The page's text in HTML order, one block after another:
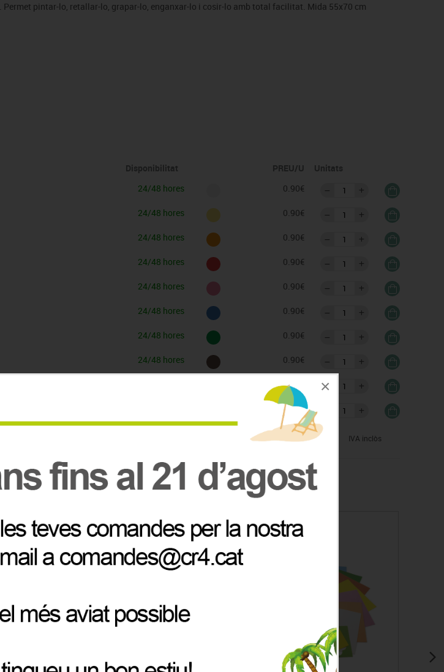
×
Permet pintar-lo, retallar-lo, grapar-lo, enganxar-lo i cosir-lo amb total facilitat. Mida 55x70 cm
Disponibilitat PREU/U
Unitats
24/48 hores 0.90€
24/48 hores 0.90€
24/48 hores 0.90€
24/48 hores 0.90€
24/48 hores 0.90€
24/48 hores 0.90€
24/48 hores 0.90€
24/48 hores 0.90€
0.90€
0.90€
IVA inclòs
conjuntament